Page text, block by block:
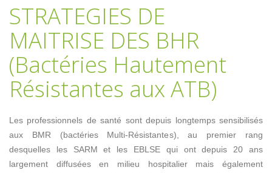
STRATEGIES DE
MAITRISE DES BHR
(Bactéries Hautement
Résistantes aux ATB)
Les professionnels de santé sont depuis longtemps sensibilisés
aux BMR (bactéries Multi-Résistantes), au premier rang
desquelles les SARM et les EBLSE qui ont depuis 20 ans
largement diffusées en milieu hospitalier mais également